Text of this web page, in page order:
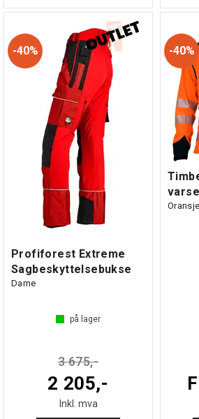
40%
Profiforest Extreme
Sagbeskyttelsebukse
Dame
på lager
3 675,-
2 205,-
Inkl. mva
40%